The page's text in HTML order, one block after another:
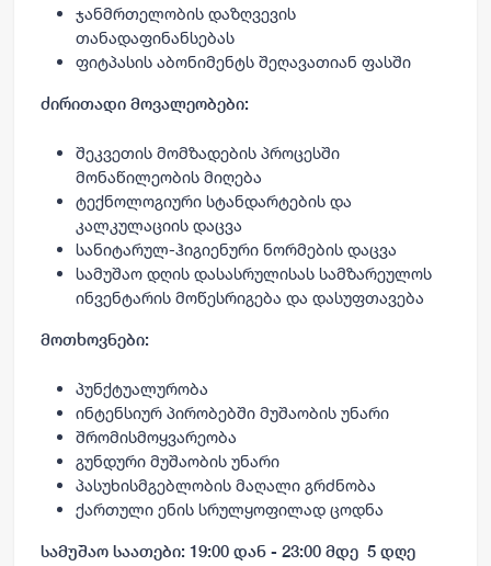
ჯანმრთელობის დაზღვევის
თანადაფინანსებას
ფიტპასის აბონიმენტს შეღავათიან ფასში
ძირითადი მოვალეობები:
შეკვეთის მომზადების პროცესში
მონაწილეობის მიღება
ტექნოლოგიური სტანდარტების და
კალკულაციის დაცვა
სანიტარულ-ჰიგიენური ნორმების დაცვა
სამუშაო დღის დასასრულისას სამზარეულოს
ინვენტარის მოწესრიგება და დასუფთავება
მოთხოვნები:
პუნქტუალურობა
ინტენსიურ პირობებში მუშაობის უნარი
შრომისმოყვარეობა
გუნდური მუშაობის უნარი
პასუხისმგებლობის მაღალი გრძნობა
ქართული ენის სრულყოფილად ცოდნა
სამუშაო საათები: 19:00 დან - 23:00 მდე 5 დღე